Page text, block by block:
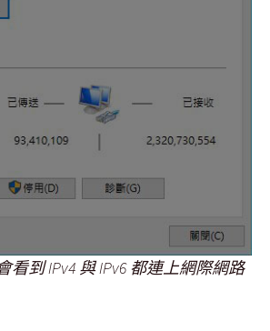
看到 IPv4 與 IPv6 都連上網際網路